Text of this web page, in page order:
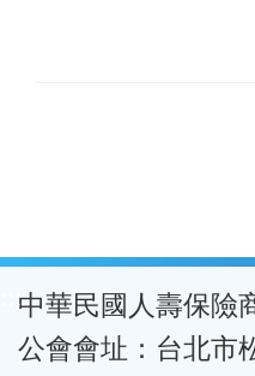
:::中華民國人壽保險
公會會址：台北市